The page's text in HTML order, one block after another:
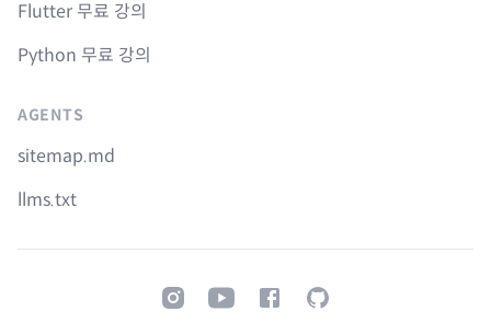
Flutter 무료 강의
Python 무료 강의
AGENTS
sitemap.md
llms.txt
InstagramYoutubeFacebookGitHub